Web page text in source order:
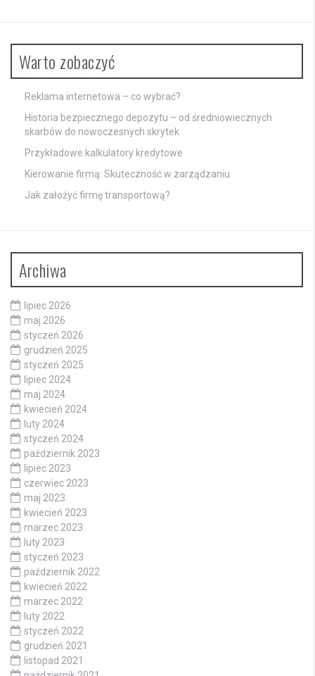
Warto zobaczyć
Reklama internetowa – co wybrać?
Historia bezpiecznego depozytu – od średniowiecznych
skarbów do nowoczesnych skrytek
Przykładowe kalkulatory kredytowe
Kierowanie firmą: Skuteczność w zarządzaniu
Jak założyć firmę transportową?
Archiwa
lipiec 2026
maj 2026
styczeń 2026
grudzień 2025
styczeń 2025
lipiec 2024
maj 2024
kwiecień 2024
luty 2024
styczeń 2024
październik 2023
lipiec 2023
czerwiec 2023
maj 2023
kwiecień 2023
marzec 2023
luty 2023
styczeń 2023
październik 2022
kwiecień 2022
marzec 2022
luty 2022
styczeń 2022
grudzień 2021
listopad 2021